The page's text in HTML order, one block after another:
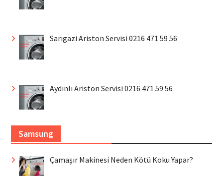
Sarıgazi Ariston Servisi 0216 471 59 56
Aydınlı Ariston Servisi 0216 471 59 56
Samsung
Çamaşır Makinesi Neden Kötü Koku Yapar?